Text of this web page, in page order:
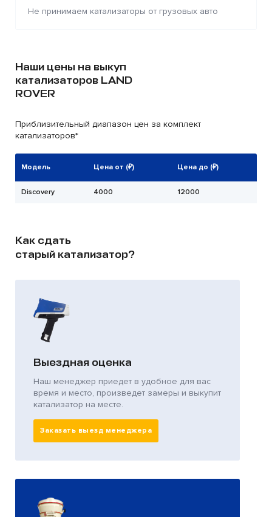
Не принимаем катализаторы от грузовых авто
Наши цены на выкуп
катализаторов LAND
ROVER
Приблизительный диапазон цен за комплект
катализаторов*
Модель Цена от (₽) Цена до (₽)
Discovery 4000 12000
Как сдать
старый катализатор?
Выездная оценка
Наш менеджер приедет в удобное для вас
время и место, произведет замеры и выкупит
катализатор на месте.
Заказать выезд менеджера